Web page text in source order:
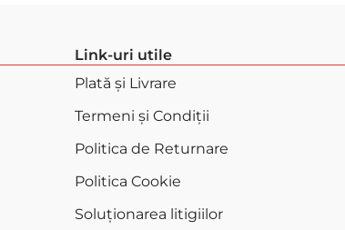
Link-uri utile
Plată și Livrare
Termeni și Condiții
Politica de Returnare
Politica Cookie
Soluționarea litigiilor